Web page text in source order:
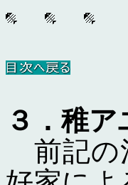
３．稚
前記の